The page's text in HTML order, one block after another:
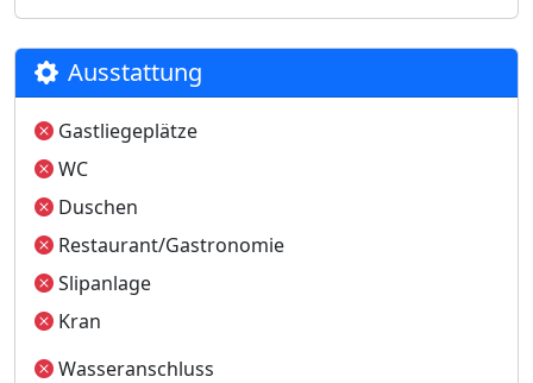
Ausstattung
Gastliegeplätze
WC
Duschen
Restaurant/Gastronomie
Slipanlage
Kran
Wasseranschluss